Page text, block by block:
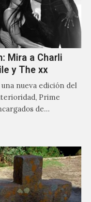
Mira a Charli
y The xx
nueva edición del
Prime
de